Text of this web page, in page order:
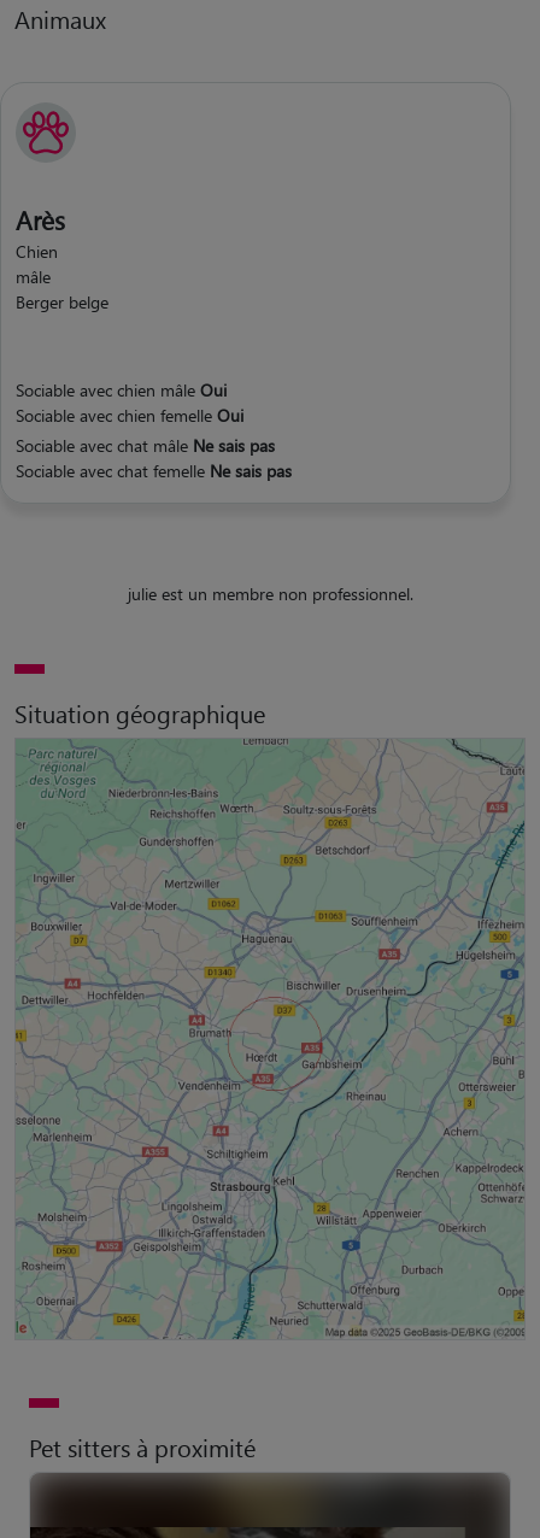
Animaux
Arès
Chien
mâle
Berger belge
Sociable avec chien mâle Oui
Sociable avec chien femelle Oui
Sociable avec chat mâle Ne sais pas
Sociable avec chat femelle Ne sais pas
julie est un membre non professionnel.
Situation géographique
Pet sitters à proximité